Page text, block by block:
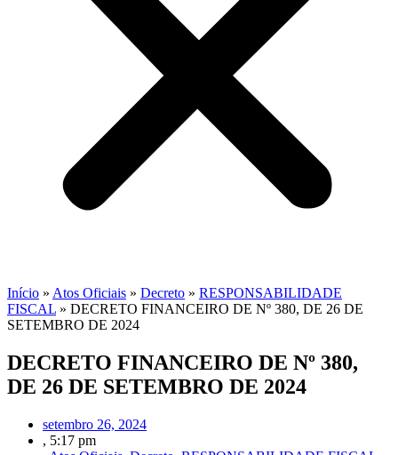
Início » Atos Oficiais » Decreto » RESPONSABILIDADE
FISCAL » DECRETO FINANCEIRO DE Nº 380, DE 26 DE
SETEMBRO DE 2024
DECRETO FINANCEIRO DE Nº 380,
DE 26 DE SETEMBRO DE 2024
setembro 26, 2024
, 5:17 pm